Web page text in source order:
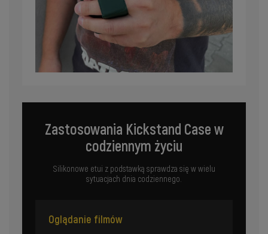
Zastosowania Kickstand Case w
codziennym życiu
Silikonowe etui z podstawką sprawdza się w wielu
sytuacjach dnia codziennego.
Oglądanie filmów